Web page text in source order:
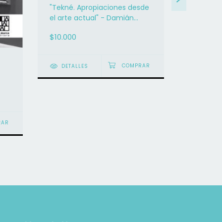
"Tekné. Apropiaciones desde
el arte actual" - Damián
$10.000
DETALLES